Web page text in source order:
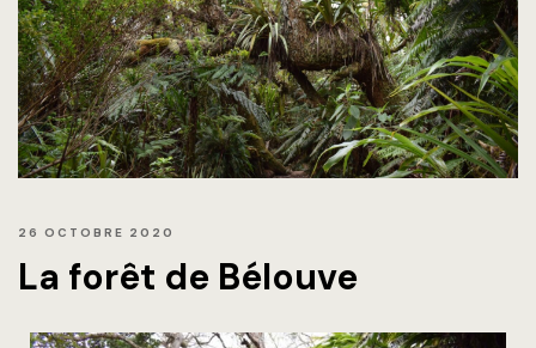
26 OCTOBRE 2020
La forêt de Bélouve